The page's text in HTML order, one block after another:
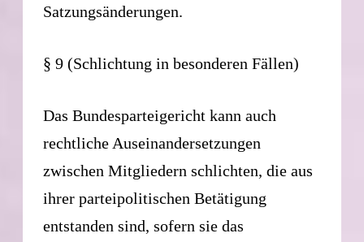
Satzungsänderungen.
§ 9 (Schlichtung in besonderen Fällen)
Das Bundesparteigericht kann auch
rechtliche Auseinandersetzungen
zwischen Mitgliedern schlichten, die aus
ihrer parteipolitischen Betätigung
entstanden sind, sofern sie das